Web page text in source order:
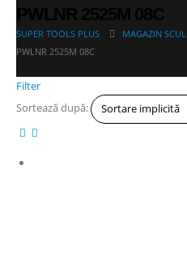
SUPER TOOLS PLUS
MAGAZIN
PWLNR 2525M 08C
Filter
Sortează după: